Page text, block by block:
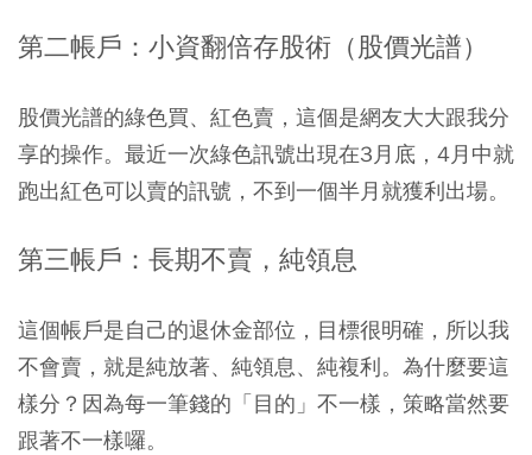
第二帳戶：小資翻倍存股術（股價光譜）
股價光譜的綠色買、紅色賣，這個是網友大大跟我分
享的操作。最近一次綠色訊號出現在3月底，4月中就
跑出紅色可以賣的訊號，不到一個半月就獲利出場。
第三帳戶：長期不賣，純領息
這個帳戶是自己的退休金部位，目標很明確，所以我
不會賣，就是純放著、純領息、純複利。為什麼要這
樣分？因為每一筆錢的「目的」不一樣，策略當然要
跟著不一樣囉。